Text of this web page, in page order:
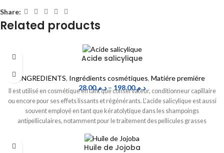
Share:
Related products
Acide salicylique
INGREDIENTS, Ingrédients cosmétiques, Matiére premiére
د.م.28.00 – د.م.198.00
Il est utilisé en cosmétique en tant que conservateur, conditionneur capillaire
ou encore pour ses effets lissants et régénérants. L'acide salicylique est aussi
souvent employé en tant que kératolytique dans les shampoings
antipelliculaires, notamment pour le traitement des pellicules grasses
Huile de Jojoba